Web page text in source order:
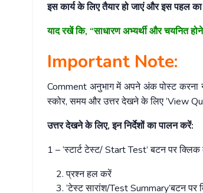
इस कार्य के लिए तैयार हो जाएं और इस पहल
याद रखें कि, “साधारण अभ्यर्थी और चयनित
Important Note:
Comment अनुभाग में अपने अंक पोस्ट करना
स्कोर, समय और उत्तर देखने के लिए ‘View
उत्तर देखने के लिए, इन निर्देशों का पालन करें:
1 – ‘स्टार्ट टेस्ट/ Start Test’ बटन पर
प्रश्न हल करें
‘टेस्ट सारांश/Test Summary’बटन